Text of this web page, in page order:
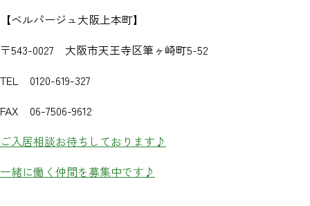
【ベルパージュ大阪上本町】
〒543-0027 大阪市天王寺区筆ヶ崎町5-52
TEL 0120-619-327
FAX 06-7506-9612
ご入居相談お待ちしております♪
一緒に働く仲間を募集中です♪